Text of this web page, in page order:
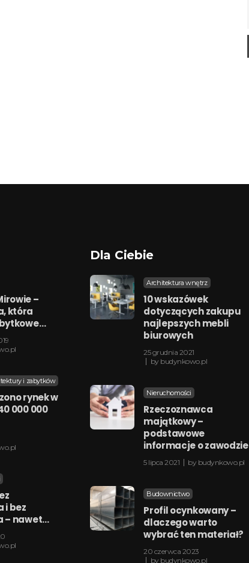
–
która
i zabytków
rynek w
000 000
i bez
– nawet…
Dla Ciebie
Architektura wnętrz
10 wskazówek
dotyczących zakupu
najlepszych mebli
biurowych
25 grudnia 2021
by budynkowo.pl
Nieruchomości
Rzeczoznawca
majątkowy –
podstawowe
informacje o zawodzie
5 lipca 2021 by budynkowo.pl
Budownictwo
Profil ocynkowany –
dlaczego warto
wybrać ten materiał?
20 czerwca 2023
by budynkowo.pl